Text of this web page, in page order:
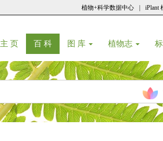
植物+科学数据中心 iPlant
主 页(current)
百 科(current)
图 库 植物志